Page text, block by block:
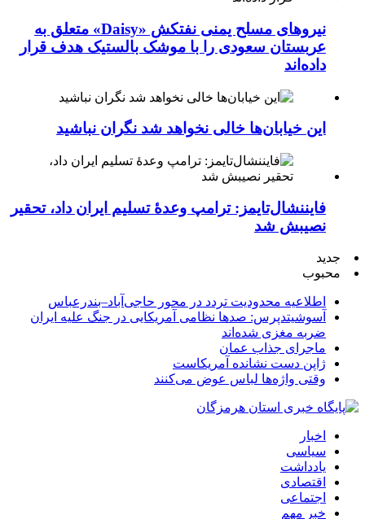
نیروهای مسلح یمنی نفتکش «Daisy» متعلق به
عربستان سعودی را با موشک بالستیک هدف قرار
داده‌اند
این خیابان‌ها خالی نخواهد شد نگران نباشید
فایننشال‌تایمز: ترامپ وعدۀ تسلیم ایران داد، تحقیر
نصیبش شد
جدید
محبوب
اطلاعیه محدودیت تردد در محور حاجی‌آباد–بندرعباس
آسوشیتدپرس: صدها نظامی آمریکایی در جنگ علیه ایران
ضربه مغزی شده‌اند
ماجرای جذاب عمان
ژاپن دست نشانده آمریکاست
وقتی واژه‌ها لباس عوض می‌کنند
اخبار
سیاسی
یادداشت
اقتصادی
اجتماعی
خبر مهم